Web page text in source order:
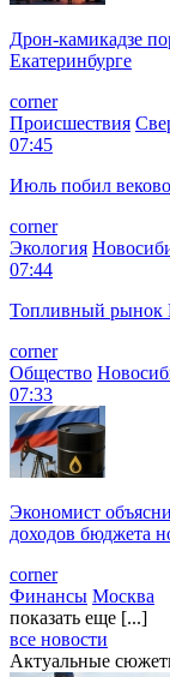
Дрон-камикадзе
Екатеринбурге
corner
Происшествия
07:45
Июль побил
corner
Экология
07:44
Топливный рынок
corner
Общество
07:33
Экономист
доходов бюджета
corner
Финансы Москва
показать еще [...]
все новости
Актуальные